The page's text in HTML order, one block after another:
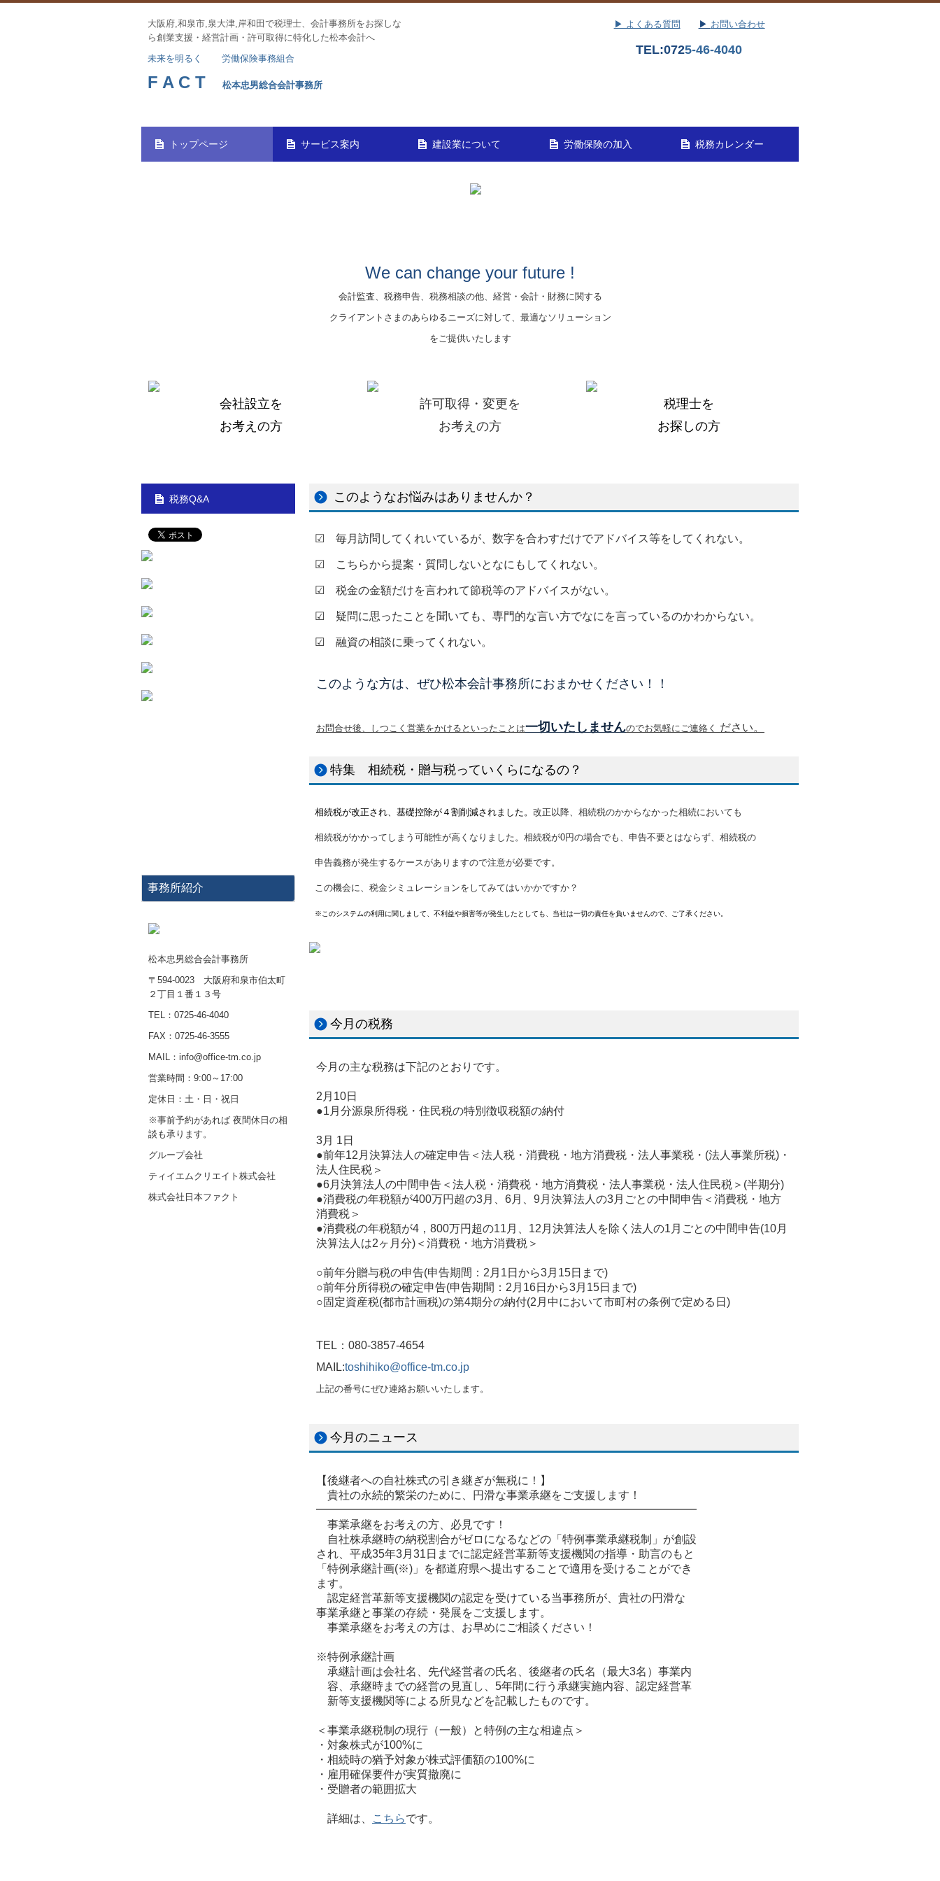
大阪府,和泉市,泉大津,岸和田で税理士、会計事務所をお探しな
ら創業支援・経営計画・許可取得に特化した松本会計へ
未来を明るく
労働保険事務組合
F A C T 松本忠男総合会計事務所
▶ よくある質問 ▶ お問い合わせ
TEL:0725-46-4040
トップページ サービス案内 建設業について 労働保険の加入 税務カレンダー
We can change your future !
会計監査、税務申告、税務相談の他、経営・会計・財務に関する
クライアントさまのあらゆるニーズに対して、最適なソリューション
をご提供いたします
会社設立を
お考えの方
許可取得・変更を
お考えの方
税理士を
お探しの方
税務Q&A
事務所紹介
松本忠男総合会計事務所
〒594-0023 大阪府和泉市伯太町
２丁目１番１３号
TEL： 0725-46-4040
FAX：0725-46-3555
MAIL：info@office-tm.co.jp
営業時間：9:00～17:00
定休日：土・日・祝日
※事前予約があれば 夜間休日の相
談も承ります。
グループ会社
ティイエムクリエイト株式会社
株式会社日本ファクト
このようなお悩みはありませんか？
☑ 毎月訪問してくれいているが、数字を合わすだけでアドバイス等をしてくれない。
☑ こちらから提案・質問しないとなにもしてくれない。
☑ 税金の金額だけを言われて節税等のアドバイスがない。
☑ 疑問に思ったことを聞いても、専門的な言い方でなにを言っているのかわからない。
☑ 融資の相談に乗ってくれない。
このような方は、ぜひ松本会計事務所におまかせください！！
お問合せ後、しつこく営業をかけるといったことは一切いたしませんのでお気軽にご連絡く ださい。
特集 相続税・贈与税っていくらになるの？
相続税が改正され、基礎控除が４割削減されました。 改正以降、相続税のかからなかった相続においても
相続税がかかってしまう可能性が高くなりました。相続税が0円の場合でも、申告不要とはならず、相続税の
申告義務が発生するケースがありますので注意が必要です。
この機会に、税金シミュレーションをしてみてはいかかですか？
※このシステムの利用に関しまして、不利益や損害等が発生したとしても、当社は一切の責任を負いませんので、ご了承ください。
今月の税務
今月の主な税務は下記のとおりです。
2月10日
●1月分源泉所得税・住民税の特別徴収税額の納付
3月 1日
●前年12月決算法人の確定申告＜法人税・消費税・地方消費税・法人事業税・(法人事業所税)・
法人住民税＞
●6月決算法人の中間申告＜法人税・消費税・地方消費税・法人事業税・法人住民税＞(半期分)
●消費税の年税額が400万円超の3月、6月、9月決算法人の3月ごとの中間申告＜消費税・地方
消費税＞
●消費税の年税額が4，800万円超の11月、12月決算法人を除く法人の1月ごとの中間申告(10月
決算法人は2ヶ月分)＜消費税・地方消費税＞
○前年分贈与税の申告(申告期間：2月1日から3月15日まで)
○前年分所得税の確定申告(申告期間：2月16日から3月15日まで)
○固定資産税(都市計画税)の第4期分の納付(2月中において市町村の条例で定める日)
TEL： 080-3857-4654
MAIL:toshihiko@office-tm.co.jp
上記の番号にぜひ連絡お願いいたします。
今月のニュース
【後継者への自社株式の引き継ぎが無税に！】
貴社の永続的繁栄のために、円滑な事業承継をご支援します！
━━━━━━━━━━━━━━━━━━━━━━━━━━━━━━━━━━
事業承継をお考えの方、必見です！
自社株承継時の納税割合がゼロになるなどの「特例事業承継税制」が創設
され、平成35年3月31日までに認定経営革新等支援機関の指導・助言のもと
「特例承継計画(※)」を都道府県へ提出することで適用を受けることができ
ます。
認定経営革新等支援機関の認定を受けている当事務所が、貴社の円滑な
事業承継と事業の存続・発展をご支援します。
事業承継をお考えの方は、お早めにご相談ください！
※特例承継計画
承継計画は会社名、先代経営者の氏名、後継者の氏名（最大3名）事業内
容、承継時までの経営の見直し、5年間に行う承継実施内容、認定経営革
新等支援機関等による所見などを記載したものです。
＜事業承継税制の現行（一般）と特例の主な相違点＞
・対象株式が100%に
・相続時の猶予対象が株式評価額の100%に
・雇用確保要件が実質撤廃に
・受贈者の範囲拡大
詳細は、 こちらです。